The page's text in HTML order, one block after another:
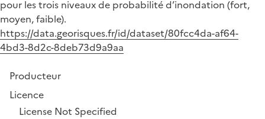
pour les trois niveaux de probabilité d’inondation (fort,
moyen, faible).
https://data.georisques.fr/id/dataset/80fcc4da-af64-
4bd3-8d2c-8deb73d9a9aa
Producteur
Licence
License Not Specified